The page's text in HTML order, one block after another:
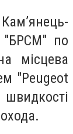
"БРСМ" по
місцева
"Peugeot